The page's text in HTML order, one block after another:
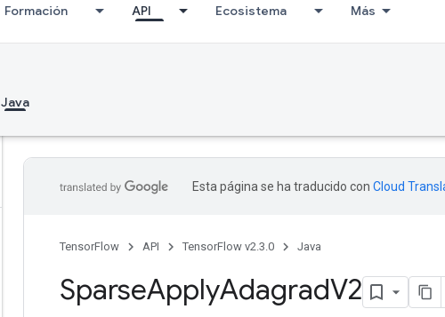
Formación API Ecosistema Más
Java
Esta página se ha traducido con Cloud
TensorFlow API TensorFlow v2.3.0 Java
SparseApplyAdagradV2